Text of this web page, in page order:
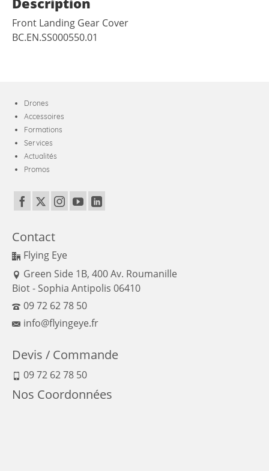
Front Landing Gear Cover
BC.EN.SS000550.01
Drones
Accessoires
Formations
Services
Actualités
Promos
Contact
Flying Eye
Green Side 1B, 400 Av. Roumanille
Biot - Sophia Antipolis 06410
09 72 62 78 50
info@flyingeye.fr
Devis / Commande
09 72 62 78 50
Nos Coordonnées